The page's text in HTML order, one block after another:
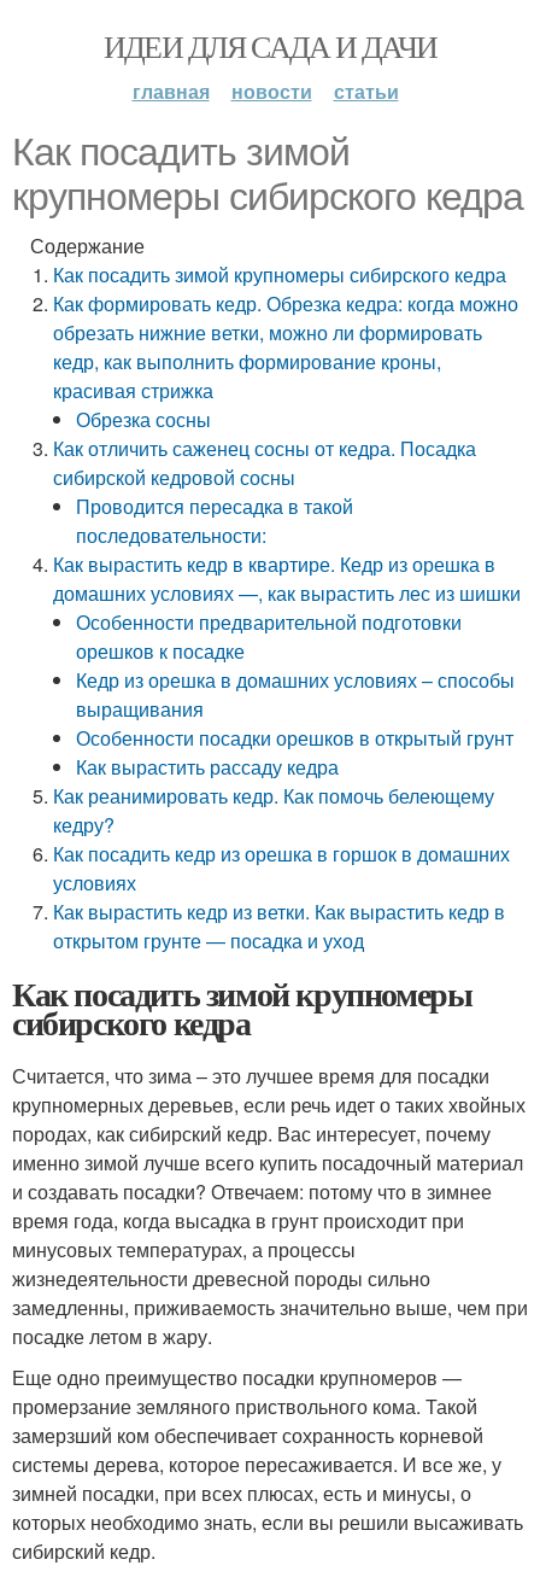
ИДЕИ ДЛЯ САДА И ДАЧИ
главная новости статьи
Как посадить зимой
крупномеры сибирского кедра
Содержание
Как посадить зимой крупномеры сибирского кедра
Как формировать кедр. Обрезка кедра: когда можно
обрезать нижние ветки, можно ли формировать
кедр, как выполнить формирование кроны,
красивая стрижка
Обрезка сосны
Как отличить саженец сосны от кедра. Посадка
сибирской кедровой сосны
Проводится пересадка в такой
последовательности:
Как вырастить кедр в квартире. Кедр из орешка в
домашних условиях —, как вырастить лес из шишки
Особенности предварительной подготовки
орешков к посадке
Кедр из орешка в домашних условиях – способы
выращивания
Особенности посадки орешков в открытый грунт
Как вырастить рассаду кедра
Как реанимировать кедр. Как помочь белеющему
кедру?
Как посадить кедр из орешка в горшок в домашних
условиях
Как вырастить кедр из ветки. Как вырастить кедр в
открытом грунте — посадка и уход
Как посадить зимой крупномеры
сибирского кедра
Считается, что зима – это лучшее время для посадки
крупномерных деревьев, если речь идет о таких хвойных
породах, как сибирский кедр. Вас интересует, почему
именно зимой лучше всего купить посадочный материал
и создавать посадки? Отвечаем: потому что в зимнее
время года, когда высадка в грунт происходит при
минусовых температурах, а процессы
жизнедеятельности древесной породы сильно
замедленны, приживаемость значительно выше, чем при
посадке летом в жару.
Еще одно преимущество посадки крупномеров —
промерзание земляного приствольного кома. Такой
замерзший ком обеспечивает сохранность корневой
системы дерева, которое пересаживается. И все же, у
зимней посадки, при всех плюсах, есть и минусы, о
которых необходимо знать, если вы решили высаживать
сибирский кедр.